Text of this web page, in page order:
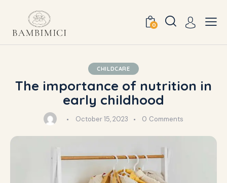
0
CHILDCARE
The importance of nutrition in
early childhood
October 15, 2023 0 Comments